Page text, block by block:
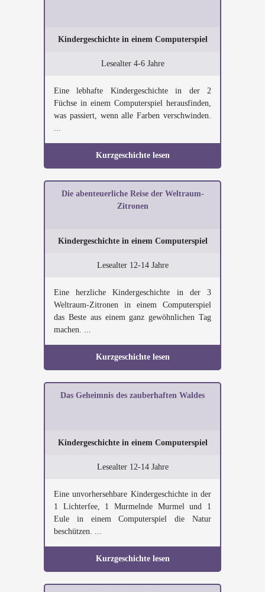
Kindergeschichte in einem Computerspiel
Lesealter 4-6 Jahre
Eine lebhafte Kindergeschichte in der 2
Füchse in einem Computerspiel herausfinden,
was passiert, wenn alle Farben verschwinden.
...
Kurzgeschichte lesen
Die abenteuerliche Reise der Weltraum-
Zitronen
Kindergeschichte in einem Computerspiel
Lesealter 12-14 Jahre
Eine herzliche Kindergeschichte in der 3
Weltraum-Zitronen in einem Computerspiel
das Beste aus einem ganz gewöhnlichen Tag
machen. ...
Kurzgeschichte lesen
Das Geheimnis des zauberhaften Waldes
Kindergeschichte in einem Computerspiel
Lesealter 12-14 Jahre
Eine unvorhersehbare Kindergeschichte in der
1 Lichterfee, 1 Murmelnde Murmel und 1
Eule in einem Computerspiel die Natur
beschützen. ...
Kurzgeschichte lesen